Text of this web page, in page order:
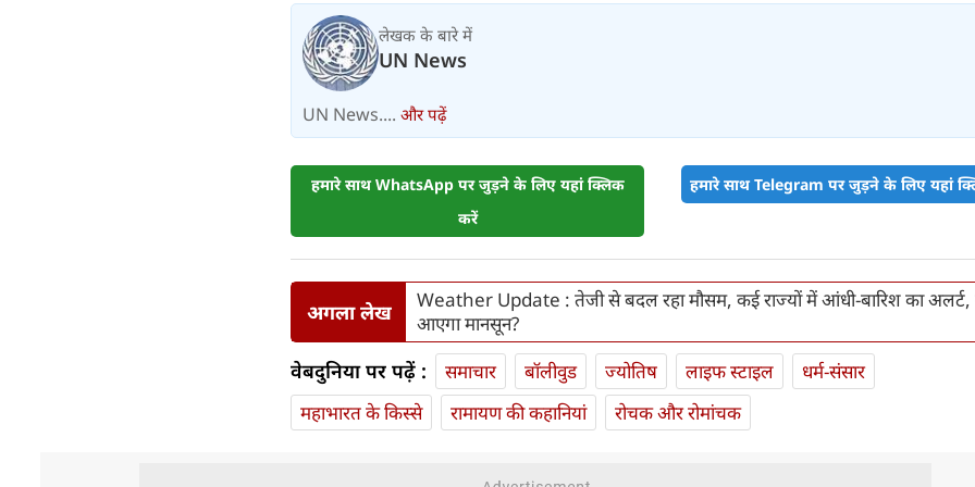
लेखक के बारे में
UN News
UN News.... और पढ़ें
हमारे साथ WhatsApp पर जुड़ने के लिए यहां क्लिक
करें
हमारे साथ Telegram पर जुड़ने के लिए यहां
अगला लेख
Weather Update : तेजी से बदल रहा मौसम, कई राज्‍यों में आंधी-बारिश का
आएगा मानसून?
वेबदुनिया पर पढ़ें : समाचार बॉलीवुड ज्योतिष लाइफ स्‍टाइल
धर्म-संसार
महाभारत के किस्से
रामायण की कहानियां रोचक और रोमांचक